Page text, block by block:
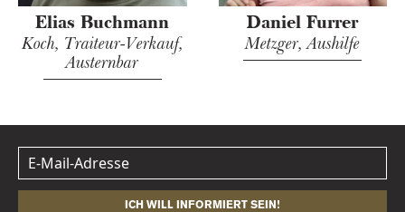
Elias Buchmann
Koch, Traiteur-Verkauf,
Austernbar
Daniel Furrer
Metzger, Aushilfe
ICH WILL INFORMIERT SEIN!